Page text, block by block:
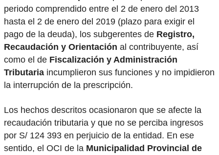
periodo comprendido entre el 2 de enero del 2013
hasta el 2 de enero del 2019 (plazo para exigir el
pago de la deuda), los subgerentes de Registro,
Recaudación y Orientación al contribuyente, así
como el de Fiscalización y Administración
Tributaria incumplieron sus funciones y no impidieron
la interrupción de la prescripción.
Los hechos descritos ocasionaron que se afecte la
recaudación tributaria y que no se perciba ingresos
por S/ 124 393 en perjuicio de la entidad. En ese
sentido, el OCI de la Municipalidad Provincial de